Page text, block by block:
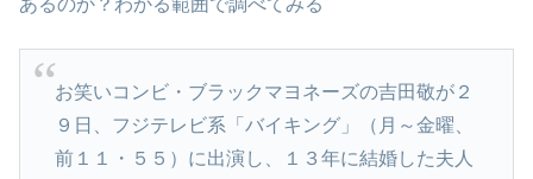
あるのか？わかる範囲で調べてみる
お笑いコンビ・ブラックマヨネーズの吉田敬が２
９日、フジテレビ系「バイキング」（月～金曜、
前１１・５５）に出演し、１３年に結婚した夫人